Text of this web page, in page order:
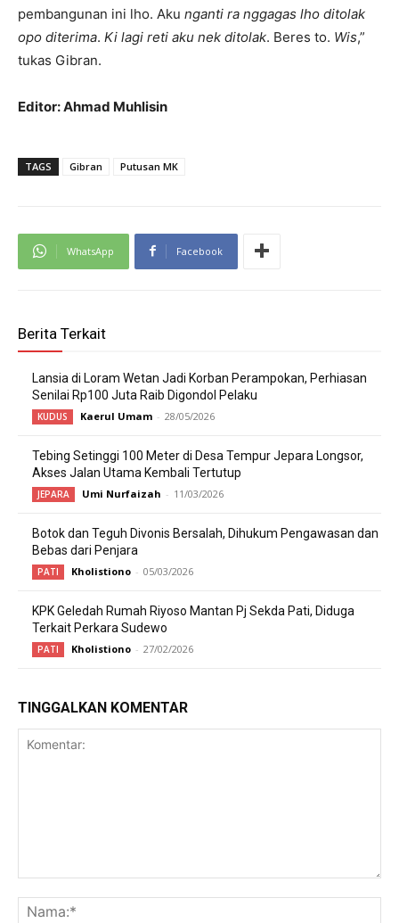
pembangunan ini lho. Aku nganti ra nggagas lho ditolak
opo diterima. Ki lagi reti aku nek ditolak. Beres to. Wis,”
tukas Gibran.
Editor: Ahmad Muhlisin
TAGS Gibran Putusan MK
WhatsApp Facebook
Berita Terkait
Lansia di Loram Wetan Jadi Korban Perampokan, Perhiasan
Senilai Rp100 Juta Raib Digondol Pelaku
KUDUS Kaerul Umam - 28/05/2026
Tebing Setinggi 100 Meter di Desa Tempur Jepara Longsor,
Akses Jalan Utama Kembali Tertutup
JEPARA Umi Nurfaizah - 11/03/2026
Botok dan Teguh Divonis Bersalah, Dihukum Pengawasan dan
Bebas dari Penjara
PATI Kholistiono - 05/03/2026
KPK Geledah Rumah Riyoso Mantan Pj Sekda Pati, Diduga
Terkait Perkara Sudewo
PATI Kholistiono - 27/02/2026
TINGGALKAN KOMENTAR